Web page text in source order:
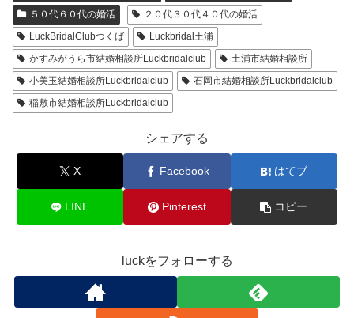
５０代６０代の婚活
２０代３０代４０代の婚活
LuckBridalClubつくば
Luckbridal土浦
かすみがうら市結婚相談所Luckbridalclub
土浦市結婚相談所
小美玉結婚相談所Luckbridalclub
石岡市結婚相談所Luckbridalclub
稲敷市結婚相談所Luckbridalclub
シェアする
X Facebook はてブ
LINE Pinterest コピー
luckをフォローする